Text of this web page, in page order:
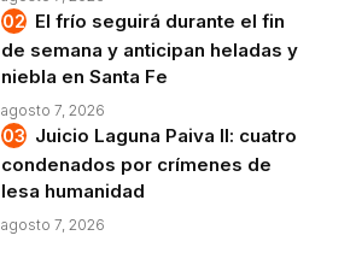
El frío seguirá durante el fin
de semana y anticipan heladas y
niebla en Santa Fe
agosto 7, 2026
Juicio Laguna Paiva II: cuatro
condenados por crímenes de
lesa humanidad
agosto 7, 2026